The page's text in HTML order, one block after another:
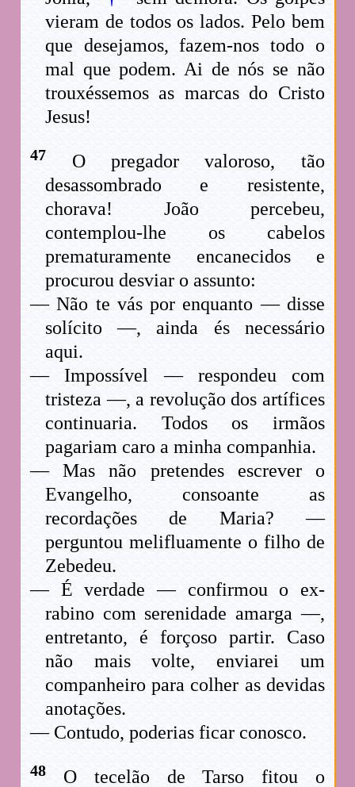
vieram de todos os lados. Pelo bem
que desejamos, fazem-nos todo o
mal que podem. Ai de nós se não
trouxéssemos as marcas do Cristo
Jesus!
47 O pregador valoroso, tão
desassombrado e resistente,
chorava! João percebeu,
contemplou-lhe os cabelos
prematuramente encanecidos e
procurou desviar o assunto:
— Não te vás por enquanto — disse
solícito —, ainda és necessário
aqui.
— Impossível — respondeu com
tristeza —, a revolução dos artífices
continuaria. Todos os irmãos
pagariam caro a minha companhia.
— Mas não pretendes escrever o
Evangelho, consoante as
recordações de Maria? —
perguntou melifluamente o filho de
Zebedeu.
— É verdade — confirmou o ex-
rabino com serenidade amarga —,
entretanto, é forçoso partir. Caso
não mais volte, enviarei um
companheiro para colher as devidas
anotações.
— Contudo, poderias ficar conosco.
48 O tecelão de Tarso fitou o